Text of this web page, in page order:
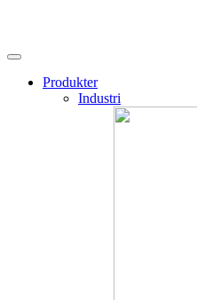
Produkter
Industri